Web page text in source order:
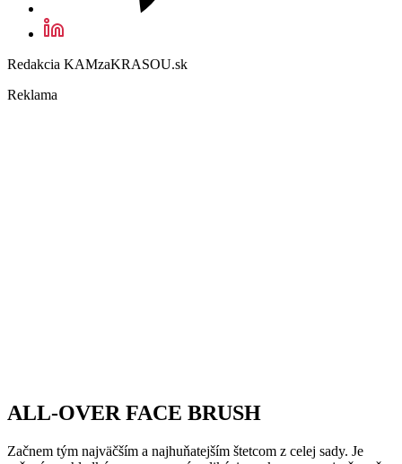
Redakcia KAMzaKRASOU.sk
Reklama
ALL-OVER FACE BRUSH
Začnem tým najväčším a najhuňatejším štetcom z celej sady. Je